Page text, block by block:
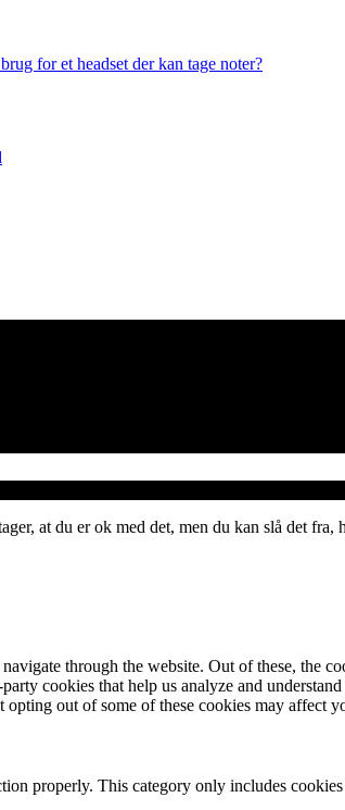
for et headset der kan tage noter?
at du er ok med det, men du kan slå det fra,
through the website. Out of these, the
cookies that help us analyze and
out of some of these cookies may affect
properly. This category only includes